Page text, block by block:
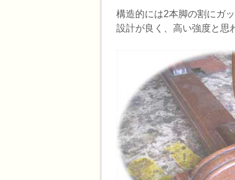
構造的には2本脚の割にガ
設計が良く、高い強度と思